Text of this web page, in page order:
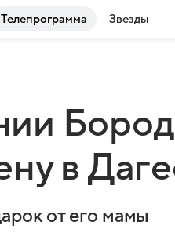
Телепрограмма Звезды
в
от его мамы